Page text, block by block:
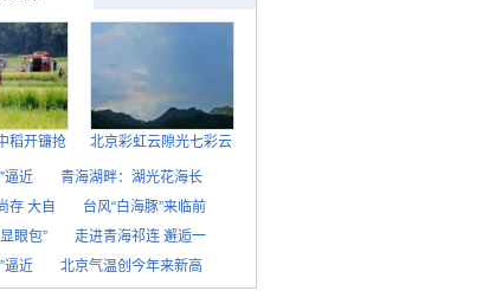
稻开镰抢 北京彩虹云隙光七彩云
逼近
青海湖畔：湖光花海长
存 大自
台风“白海豚”来临前
眼包”
走进青海祁连 邂逅一
逼近
北京气温创今年来新高